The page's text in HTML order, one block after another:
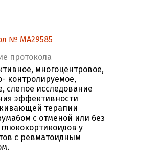
№ МА29585
протокола
многоцентровое,
контролируемое,
слепое исследование
эффективности
терапии
с отменой или без
у
с ревматоидным